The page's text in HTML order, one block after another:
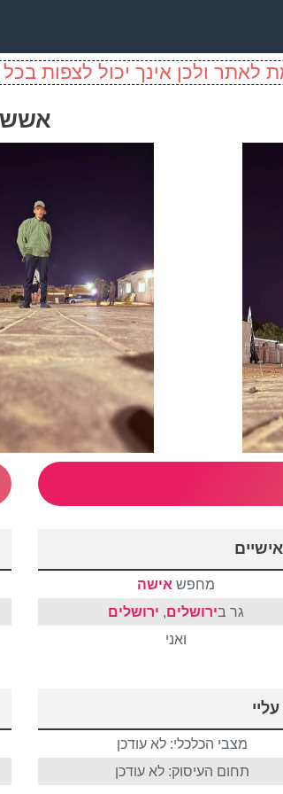
לאתר ולכן אינך יכול לצפות
אשש
מחפש אישה
גר בירושלים, ירושלים
ואני
מצבי הכלכלי: לא עודכן
תחום העיסוק: לא עודכן